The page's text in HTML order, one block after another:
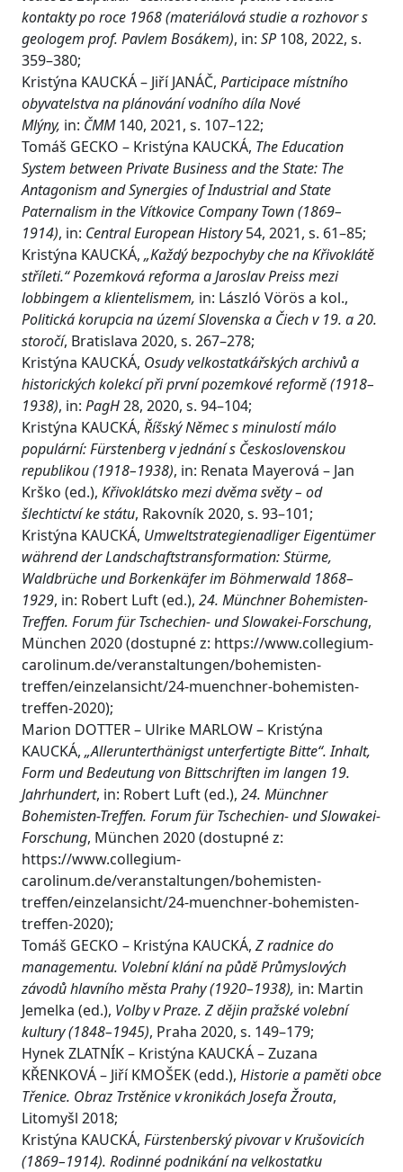
kontakty po roce 1968 (materiálová studie a rozhovor s
geologem prof. Pavlem Bosákem), in: SP 108, 2022, s.
359–380;
Kristýna KAUCKÁ – Jiří JANÁČ, Participace místního
obyvatelstva na plánování vodního díla Nové
Mlýny, in: ČMM140, 2021, s. 107–122;
Tomáš GECKO – Kristýna KAUCKÁ, The Education
System between Private Business and the State: The
Antagonism and Synergies of Industrial and State
Paternalism in the Vítkovice Company Town (1869–
1914), in: Central European History54, 2021, s. 61–85;
Kristýna KAUCKÁ, „Každý bezpochyby che na Křivoklátě
stříleti.“ Pozemková reforma a Jaroslav Preiss mezi
lobbingem a klientelismem, in: László Vörös a kol.,
Politická korupcia na území Slovenska a Čiech v 19. a 20.
storočí, Bratislava 2020, s. 267–278;
Kristýna KAUCKÁ, Osudy velkostatkářských archivů a
historických kolekcí při první pozemkové reformě (1918–
1938), in: PagH28, 2020, s. 94–104;
Kristýna KAUCKÁ, Říšský Němec s minulostí málo
populární: Fürstenberg v jednání s Československou
republikou (1918–1938), in: Renata Mayerová – Jan
Krško (ed.), Křivoklátsko mezi dvěma světy – od
šlechtictví ke státu, Rakovník 2020, s. 93–101;
Kristýna KAUCKÁ, Umweltstrategienadliger Eigentümer
während der Landschaftstransformation: Stürme,
Waldbrüche und Borkenkäfer im Böhmerwald 1868–
1929, in: Robert Luft (ed.), 24. Münchner Bohemisten-
Treffen. Forum für Tschechien- und Slowakei-Forschung,
München 2020 (dostupné z: https://www.collegium-
carolinum.de/veranstaltungen/bohemisten-
treffen/einzelansicht/24-muenchner-bohemisten-
treffen-2020);
Marion DOTTER – Ulrike MARLOW – Kristýna
KAUCKÁ, „Allerunterthänigst unterfertigte Bitte“. Inhalt,
Form und Bedeutung von Bittschriften im langen 19.
Jahrhundert, in: Robert Luft (ed.), 24. Münchner
Bohemisten-Treffen. Forum für Tschechien- und Slowakei-
Forschung, München 2020 (dostupné z:
https://www.collegium-
carolinum.de/veranstaltungen/bohemisten-
treffen/einzelansicht/24-muenchner-bohemisten-
treffen-2020);
Tomáš GECKO – Kristýna KAUCKÁ, Z radnice do
managementu. Volební klání na půdě Průmyslových
závodů hlavního města Prahy (1920–1938), in: Martin
Jemelka (ed.), Volby v Praze. Z dějin pražské volební
kultury (1848–1945), Praha 2020, s. 149–179;
Hynek ZLATNÍK – Kristýna KAUCKÁ – Zuzana
KŘENKOVÁ – Jiří KMOŠEK (edd.), Historie a paměti obce
Třenice. Obraz Trstěnice v kronikách Josefa Žrouta,
Litomyšl 2018;
Kristýna KAUCKÁ, Fürstenberský pivovar v Krušovicích
(1869–1914). Rodinné podnikání na velkostatku